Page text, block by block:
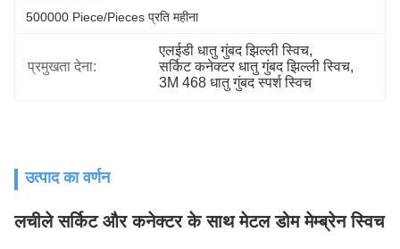
500000 Piece/Pieces प्रति महीना
प्रमुखता देना:
एलईडी धातु गुंबद झिल्ली स्विच,
सर्किट कनेक्टर धातु गुंबद झिल्ली स्विच,
3M 468 धातु गुंबद स्पर्श स्विच
उत्पाद का वर्णन
लचीले सर्किट और कनेक्टर के साथ मेटल डोम मेम्ब्रेन स्विच